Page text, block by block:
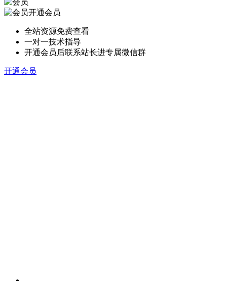
开通会员
全站资源免费查看
一对一技术指导
开通会员后联系站长进专属微信群
开通会员